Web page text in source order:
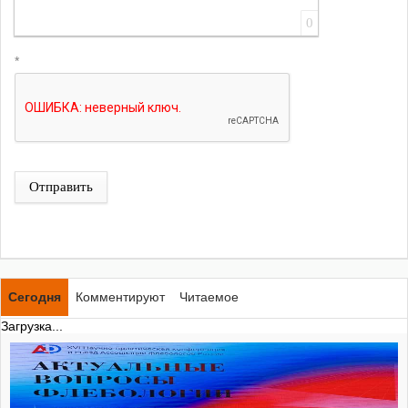
0
*
Отправить
Сегодня Комментируют
Читаемое
Загрузка...